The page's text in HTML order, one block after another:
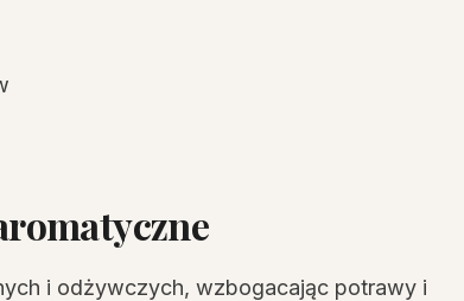
i odżywczych, wzbogacając potrawy i